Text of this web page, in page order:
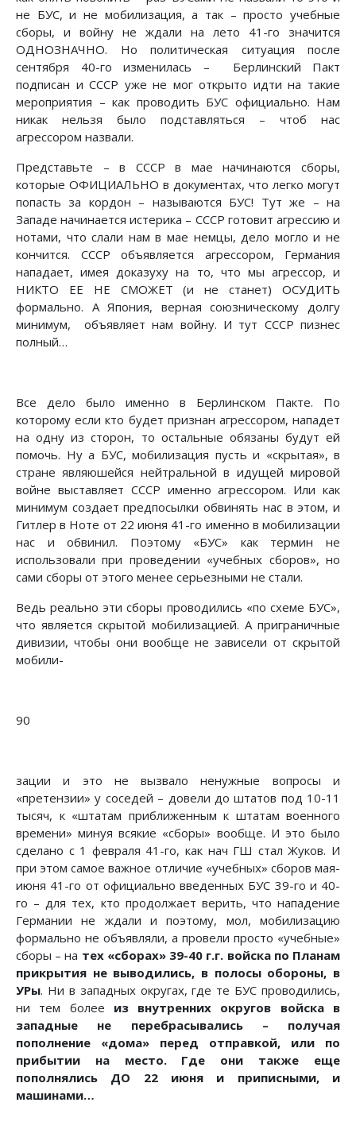
не БУС, и не мобилизация, а так – просто учебные
сборы, и войну не ждали на лето 41-го значится
ОДНОЗНАЧНО. Но политическая ситуация после
сентября 40-го изменилась – Берлинский Пакт
подписан и СССР уже не мог открыто идти на такие
мероприятия – как проводить БУС официально. Нам
никак нельзя было подставляться – чтоб нас
агрессором назвали.
Представьте – в СССР в мае начинаются сборы,
которые ОФИЦИАЛЬНО в документах, что легко могут
попасть за кордон – называются БУС! Тут же – на
Западе начинается истерика – СССР готовит агрессию и
нотами, что слали нам в мае немцы, дело могло и не
кончится. СССР объявляется агрессором, Германия
нападает, имея доказуху на то, что мы агрессор, и
НИКТО ЕЕ НЕ СМОЖЕТ (и не станет) ОСУДИТЬ
формально. А Япония, верная союзническому долгу
минимум, объявляет нам войну. И тут СССР пизнес
полный…
Все дело было именно в Берлинском Пакте. По
которому если кто будет признан агрессором, нападет
на одну из сторон, то остальные обязаны будут ей
помочь. Ну а БУС, мобилизация пусть и «скрытая», в
стране являюшейся нейтральной в идущей мировой
войне выставляет СССР именно агрессором. Или как
минимум создает предпосылки обвинять нас в этом, и
Гитлер в Ноте от 22 июня 41-го именно в мобилизации
нас и обвинил. Поэтому «БУС» как термин не
использовали при проведении «учебных сборов», но
сами сборы от этого менее серьезными не стали.
Ведь реально эти сборы проводились «по схеме БУС»,
что является скрытой мобилизацией. А приграничные
дивизии, чтобы они вообще не зависели от скрытой
мобили-
90
зации и это не вызвало ненужные вопросы и
«претензии» у соседей – довели до штатов под 10-11
тысяч, к «штатам приближенным к штатам военного
времени» минуя всякие «сборы» вообще. И это было
сделано с 1 февраля 41-го, как нач ГШ стал Жуков. И
при этом самое важное отличие «учебных» сборов мая-
июня 41-го от официально введенных БУС 39-го и 40-
го – для тех, кто продолжает верить, что нападение
Германии не ждали и поэтому, мол, мобилизацию
формально не объявляли, а провели просто «учебные»
сборы – на тех «сборах» 39-40 г.г. войска по Планам
прикрытия не выводились, в полосы обороны, в
УРы. Ни в западных округах, где те БУС проводились,
ни тем более из внутренних округов войска в
западные не перебрасывались – получая
пополнение «дома» перед отправкой, или по
прибытии на место. Где они также еще
пополнялись ДО 22 июня и приписными, и
машинами…